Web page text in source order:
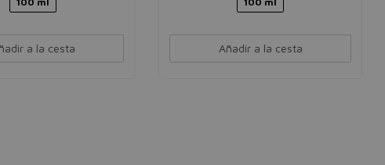
a la cesta Añadir a la cesta